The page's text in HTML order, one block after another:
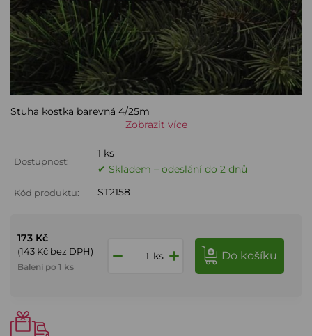
Stuha kostka barevná 4/25m
Zobrazit více
Dostupnost:
1 ks
✔ Skladem – odeslání do 2 dnů
Kód produktu: ST2158
173 Kč
(143 Kč bez DPH)
Balení po 1 ks
ks do košíku